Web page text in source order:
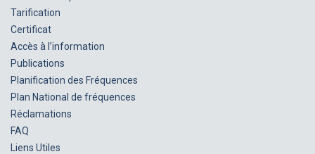
Tarification
Certificat
Accès à l’information
Publications
Planification des Fréquences
Plan National de fréquences
Réclamations
FAQ
Liens Utiles